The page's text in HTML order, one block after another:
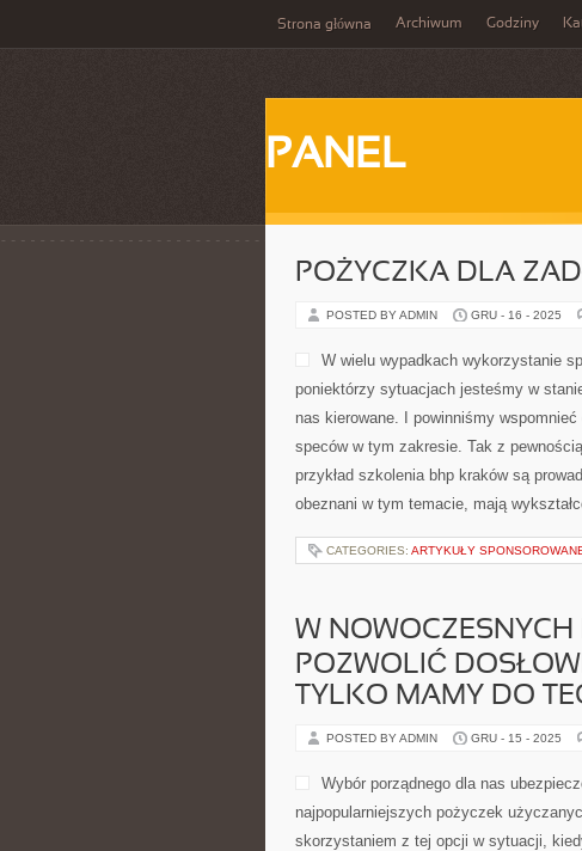
Strona główna Archiwum Godziny
PANEL
POŻYCZKA DLA
POSTED BY ADMIN GRU - 16 - 2025
W wielu wypadkach wykorzystanie
poniektórzy sytuacjach jesteśmy w
nas kierowane. I powinniśmy
speców w tym zakresie. Tak z
przykład szkolenia bhp kraków są
obeznani w tym temacie, mają
CATEGORIES: ARTYKUŁY
W
POZWOLIĆ
TYLKO MAMY DO
POSTED BY ADMIN GRU - 15 - 2025
Wybór porządnego dla nas
najpopularniejszych pożyczek
skorzystaniem z tej opcji w sytuacji,